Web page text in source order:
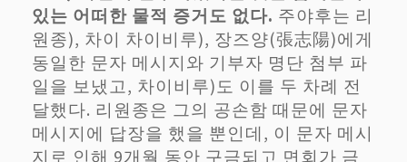
있는 어떠한 물적 증거도 없다. 주야후는 리
원종), 차이 차이비루), 장즈양(張志陽)에게
동일한 문자 메시지와 기부자 명단 첨부 파
일을 보냈고, 차이비루)도 이를 두 차례 전
달했다. 리원종은 그의 공손함 때문에 문자
메시지에 답장을 했을 뿐인데, 이 문자 메시
지로 인해 9개월 동안 구금되고 면회가 금